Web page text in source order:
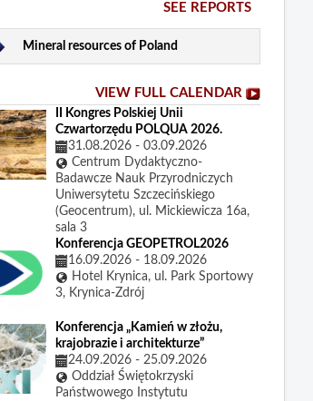
SEE REPORTS
Mineral resources of Poland
VIEW FULL CALENDAR
II Kongres Polskiej Unii
Czwartorzędu POLQUA 2026.
31.08.2026- 03.09.2026
Centrum Dydaktyczno-
Badawcze Nauk Przyrodniczych
Uniwersytetu Szczecińskiego
(Geocentrum), ul. Mickiewicza 16a,
sala 3
Konferencja GEOPETROL2026
16.09.2026- 18.09.2026
Hotel Krynica, ul. Park Sportowy
3, Krynica-Zdrój
Konferencja „Kamień w złożu,
krajobrazie i architekturze”
24.09.2026- 25.09.2026
Oddział Świętokrzyski
Państwowego Instytutu